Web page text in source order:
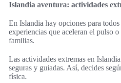
Islandia aventura: actividades
En Islandia hay opciones para
experiencias que aceleran el pulso o
familias.
Las actividades extremas en
seguras y guiadas. Así, decides
física.